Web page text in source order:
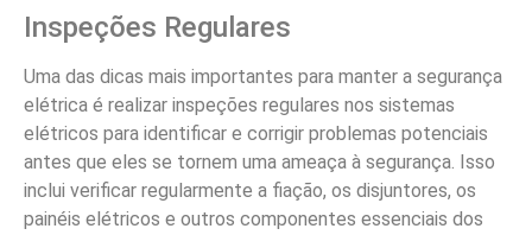
Inspeções Regulares
Uma das dicas mais importantes para manter a segurança
elétrica é realizar inspeções regulares nos sistemas
elétricos para identificar e corrigir problemas potenciais
antes que eles se tornem uma ameaça à segurança. Isso
inclui verificar regularmente a fiação, os disjuntores, os
painéis elétricos e outros componentes essenciais dos